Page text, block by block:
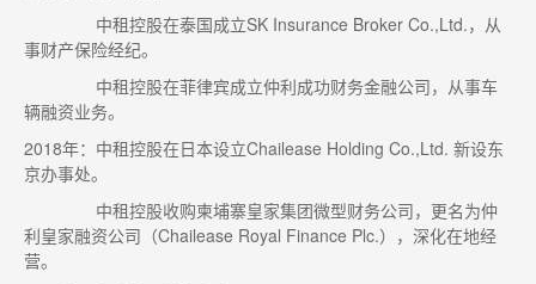
中租控股在泰国成立SK Insurance Broker Co.,Ltd.，从
事财产保险经纪。
中租控股在菲律宾成立仲利成功财务金融公司，从事车
辆融资业务。
2018年：中租控股在日本设立Chailease Holding Co.,Ltd. 新设东
京办事处。
中租控股收购柬埔寨皇家集团微型财务公司，更名为仲
利皇家融资公司（Chailease Royal Finance Plc.），深化在地经
营。